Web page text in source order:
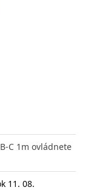
C 1m ovládnete
11. 08.